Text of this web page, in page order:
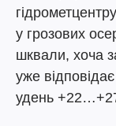
у грозових
шквали, хоча
уже
удень